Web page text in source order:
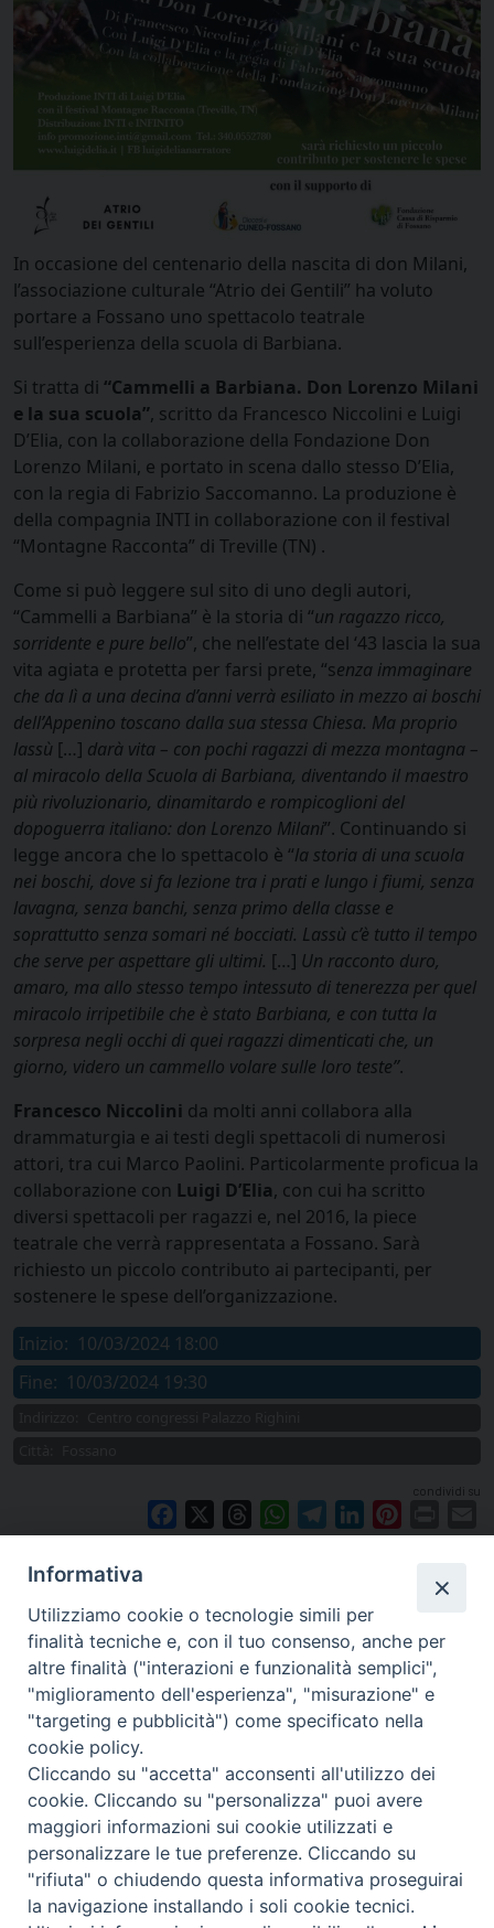
In occasione del centenario della nascita di don Milani,
l’associazione culturale “Atrio dei Gentili” ha voluto
portare a Fossano uno spettacolo teatrale
sull’esperienza della scuola di Barbiana.
Si tratta di “Cammelli a Barbiana. Don Lorenzo Milani
e la sua scuola”, scritto da Francesco Niccolini e Luigi
D’Elia, con la collaborazione della Fondazione Don
Lorenzo Milani, e portato in scena dallo stesso D’Elia,
con la regia di Fabrizio Saccomanno. La produzione è
della compagnia INTI in collaborazione con il festival
“Montagne Racconta” di Treville (TN) .
Come si può leggere sul sito di uno degli autori,
“Cammelli a Barbiana” è la storia di “un ragazzo ricco,
sorridente e pure bello”, che nell’estate del ‘43 lascia la sua
vita agiata e protetta per farsi prete, “senza immaginare
che da lì a una decina d’anni verrà esiliato in mezzo ai boschi
dell’Appenino toscano dalla sua stessa Chiesa. Ma proprio
lassù […] darà vita – con pochi ragazzi di mezza montagna –
al miracolo della Scuola di Barbiana, diventando il maestro
più rivoluzionario, dinamitardo e rompicoglioni del
dopoguerra italiano: don Lorenzo Milani”. Continuando si
legge ancora che lo spettacolo è “la storia di una scuola
nei boschi, dove si fa lezione tra i prati e lungo i fiumi, senza
lavagna, senza banchi, senza primo della classe e
soprattutto senza somari né bocciati. Lassù c’è tutto il tempo
che serve per aspettare gli ultimi. […] Un racconto duro,
amaro, ma allo stesso tempo intessuto di tenerezza per quel
miracolo irripetibile che è stato Barbiana, e con tutta la
sorpresa negli occhi di quei ragazzi dimenticati che, un
giorno, videro un cammello volare sulle loro teste”.
Francesco Niccolini da molti anni collabora alla
drammaturgia e ai testi degli spettacoli di numerosi
attori, tra cui Marco Paolini. Particolarmente proficua la
collaborazione con Luigi D’Elia, con cui ha scritto
diversi spettacoli per ragazzi e, nel 2016, la piece
teatrale che verrà rappresentata a Fossano. Sarà
richiesto un piccolo contributo ai partecipanti, per
sostenere le spese dell’organizzazione.
Inizio: 10/03/2024 18:00
Fine: 10/03/2024 19:30
condividi su
Facebook ThreadsWhatsAppTelegramLinkedIn
via Amedeo Rossi, 28 - 12100 Cuneo
segreteriagenerale@diocesicuneofossano.it
c.f. 96017380047
Informativa
Utilizziamo cookie o tecnologie simili per
finalità tecniche e, con il tuo consenso, anche per
altre finalità ("interazioni e funzionalità semplici",
"miglioramento dell'esperienza", "misurazione" e
"targeting e pubblicità") come specificato nella
cookie policy.
Cliccando su "accetta" acconsenti all'utilizzo dei
cookie. Cliccando su "personalizza" puoi avere
maggiori informazioni sui cookie utilizzati e
personalizzare le tue preferenze. Cliccando su
"rifiuta" o chiudendo questa informativa proseguirai
la navigazione installando i soli cookie tecnici.